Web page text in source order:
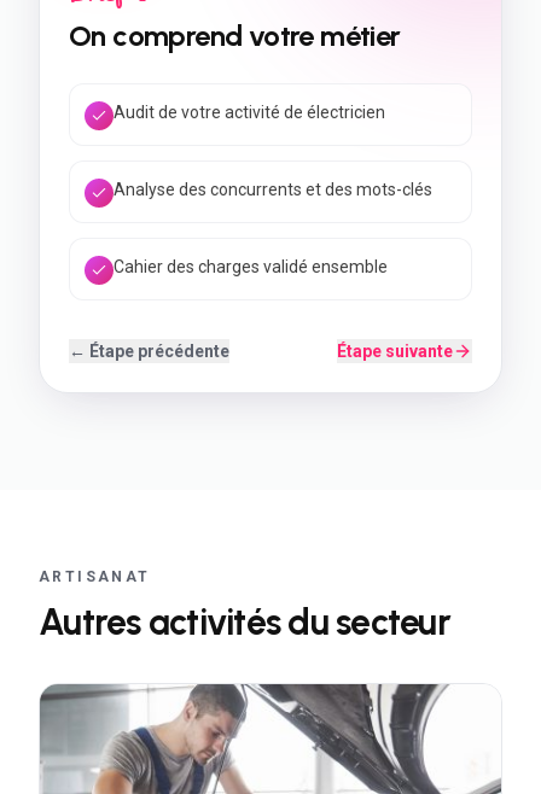
On dessine votre identité
Wireframes et arborescence
Maquettes UI dédiées aux électricien
Allers-retours jusqu'à validation
← Étape précédente Étape suivante
ARTISANAT
Autres activités du secteur